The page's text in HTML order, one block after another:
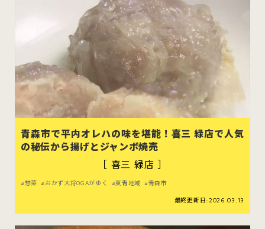
青森市 五所川原市 つがる市
弘前市 黒石市 平川市
むつ市 十和田市 三沢市
すべてのエリアをみる
青森市で平内オレハの味を堪能！喜三 緑店で人気
の秘伝から揚げとジャンボ焼売
［ 喜三 緑店 ］
惣菜 おかず大将OGAがゆく 東青地域 青森市
最終更新日:2026.03.13